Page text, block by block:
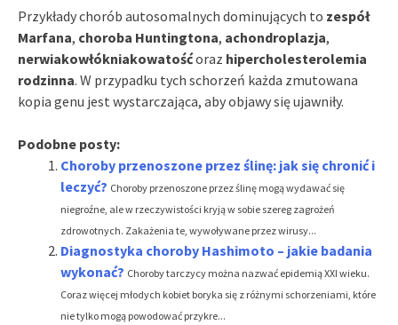
Przykłady chorób autosomalnych dominujących to zespół
Marfana, choroba Huntingtona, achondroplazja,
nerwiakowłókniakowatośćoraz hipercholesterolemia
rodzinna. W przypadku tych schorzeń każda zmutowana
kopia genu jest wystarczająca, aby objawy się ujawniły.
Podobne posty:
Choroby przenoszone przez ślinę: jak się chronić i
leczyć? Choroby przenoszone przez ślinę mogą wydawać się
niegroźne, ale w rzeczywistości kryją w sobie szereg zagrożeń
zdrowotnych. Zakażenia te, wywoływane przez wirusy...
Diagnostyka choroby Hashimoto – jakie badania
wykonać? Choroby tarczycy można nazwać epidemią XXI wieku.
Coraz więcej młodych kobiet boryka się z różnymi schorzeniami, które
nie tylko mogą powodować przykre...